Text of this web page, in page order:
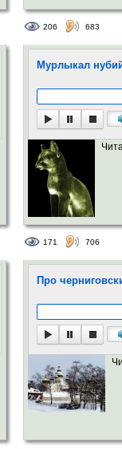
206 683
Мурлыкал
171 706
Про